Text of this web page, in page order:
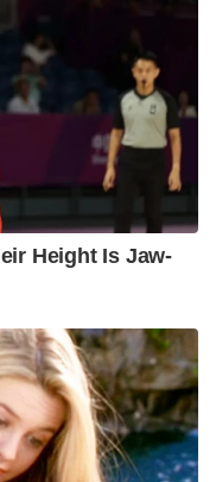
കൊളോസിയം
പ്രചരിക്കുന്ന
മോദി
സമ്മാനമായി
മെലോനി